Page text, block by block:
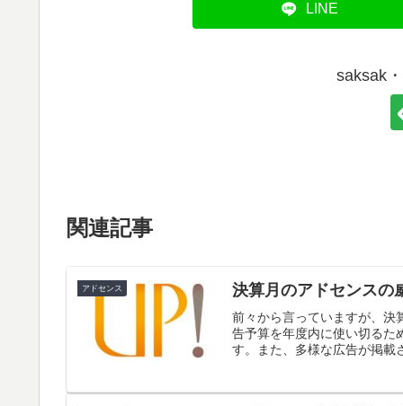
LINE
saksak
関連記事
アドセンス 決算月のアドセンスの
前々から言っていますが、決
告予算を年度内に使い切るた
す。また、多様な広告が掲載